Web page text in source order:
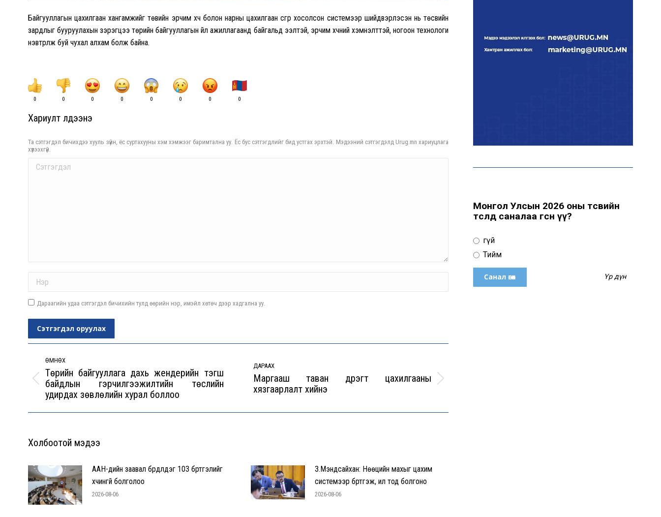
Байгууллагын цахилгаан хангамжийг төвийн эрчим хүч болон нарны цахилгаан үүсгүүр хосолсон системээр шийдвэрлэсэн нь төсвийн
зардлыг бууруулахын зэрэгцээ төрийн байгууллагын үйл ажиллагаанд байгальд ээлтэй, эрчим хүчний хэмнэлттэй, ногоон технологи
нэвтрүүлж буй чухал алхам болж байна.
0 0 0 0 0 0 0 0
Хариулт үлдээнэ үү
Та сэтгэгдэл бичихдээ хууль зүйн, ёс суртахууны хэм хэмжээг баримтална уу. Ёс бус сэтгэгдлийг бид устгах эрхтэй. Мэдээний сэтгэгдэлд Urug.mn хариуцлага
хүлээхгүй.
Comment
Дараагийн удаа сэтгэгдэл бичихийн тулд өөрийн нэр, имэйл хөтөч дээр хадгална уу.
Сэтгэгдэл оруулах
navigation
ӨМНӨХ
Previous
post:
Төрийн байгууллага дахь жендерийн тэгш
байдлын гэрчилгээжилтийн төслийн
удирдах зөвлөлийн хурал боллоо
ДАРААХ
Next
Маргааш таван дүүрэгт цахилгааны
хязгаарлалт хийнэ
Холбоотой мэдээ
ААН-үүдийн заавал бүрдүүлдэг 103 бүртгэлийг
хүчингүй болголоо
2026-08-06
З.Мэндсайхан: Нөөцийн махыг цахим
системээр бүртгэж, ил тод болгоно
2026-08-06
Голомт банк АНЭУ-ын
Mashreq банканд Дирхам
Өчигдөр 102 тусгай
Монгол Улсын 2026 оны төсвийн
төсөлд саналаа өгсөн үү?
Үгүй
Тийм
Үр дүн